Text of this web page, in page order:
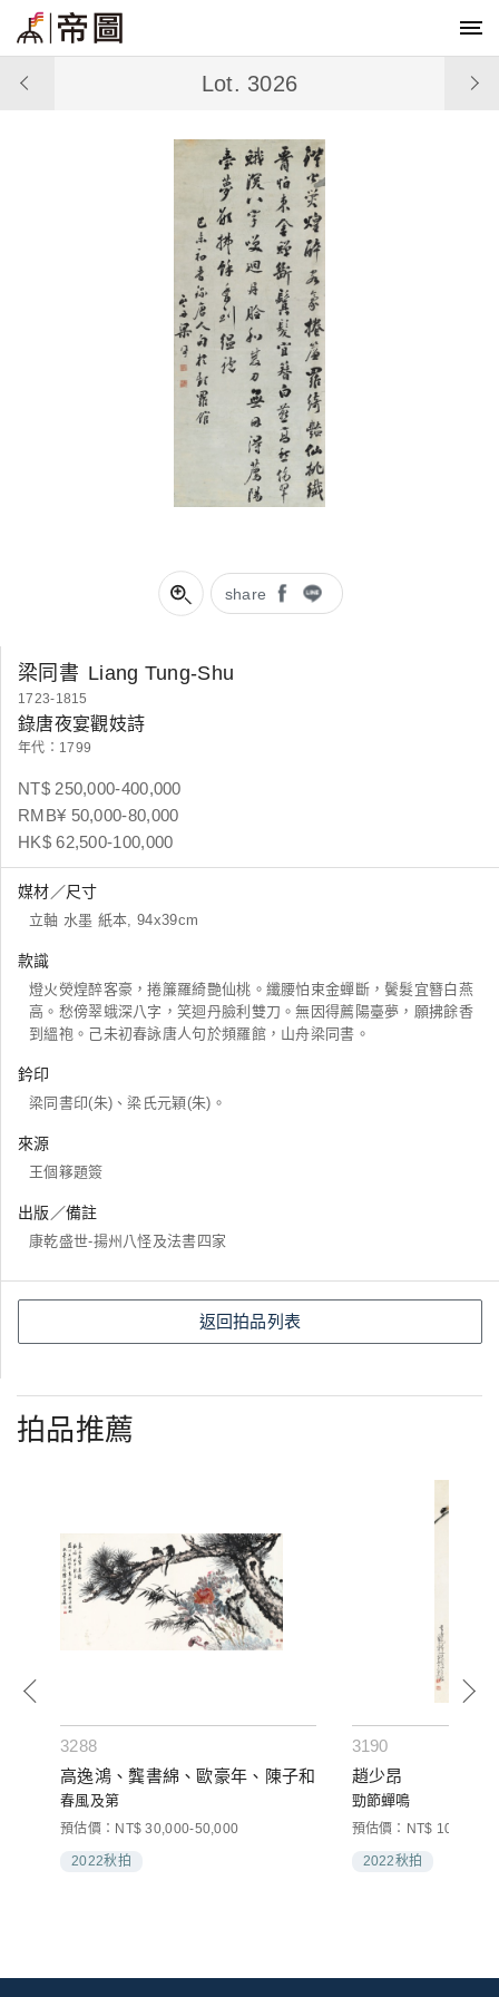
share
Lot. 3026
梁同書 Liang Tung-Shu
1723-1815
錄唐夜宴觀妓詩
年代：1799
NT$ 250,000-400,000
RMB¥ 50,000-80,000
HK$ 62,500-100,000
媒材／尺寸
立軸 水墨 紙本, 94x39cm
款識
燈火熒煌醉客豪，捲簾羅綺艷仙桃。纖腰怕束金蟬斷，鬢髮宜簪白燕
高。愁傍翠蛾深八字，笑迴丹臉利雙刀。無因得薦陽臺夢，願拂餘香
到縕袍。己未初春詠唐人句於頻羅館，山舟梁同書。
鈐印
梁同書印(朱)、梁氏元穎(朱)。
來源
王個簃題簽
出版／備註
康乾盛世-揚州八怪及法書四家
返回拍品列表
拍品推薦
3288
高逸鴻、龔書綿、歐豪年、陳子和
春風及第
預估價：NT$ 30,000-50,000
2022秋拍
3190
趙少昂
勁節蟬鳴
預估價：NT$ 100,000-
2022秋拍